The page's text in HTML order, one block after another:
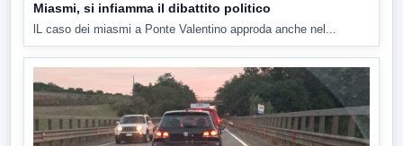
Miasmi, si infiamma il dibattito politico
lL caso dei miasmi a Ponte Valentino approda anche nel...